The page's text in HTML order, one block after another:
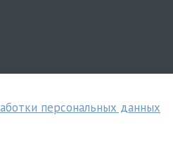
персональных данных